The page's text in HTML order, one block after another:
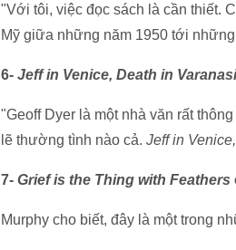
"Với tôi, việc đọc sách là cần thiết.
Mỹ giữa những năm 1950 tới
6- Jeff in Venice, Death in Varanasi
"Geoff Dyer là một nhà văn rất
lẽ thường tình nào cả. Jeff in
7- Grief is the Thing with Feathers
Murphy cho biết, đây là một trong